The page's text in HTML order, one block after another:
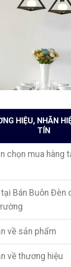
HIỆU, NHÃN
TÍN
chọn mua hàng
Bán Buôn Đèn
về sản phẩm
về thương hiệu